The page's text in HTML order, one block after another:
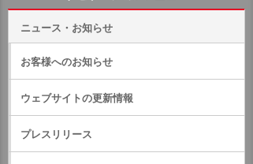
ニュース・お知らせ
お客様へのお知らせ
ウェブサイトの更新情報
プレスリリース